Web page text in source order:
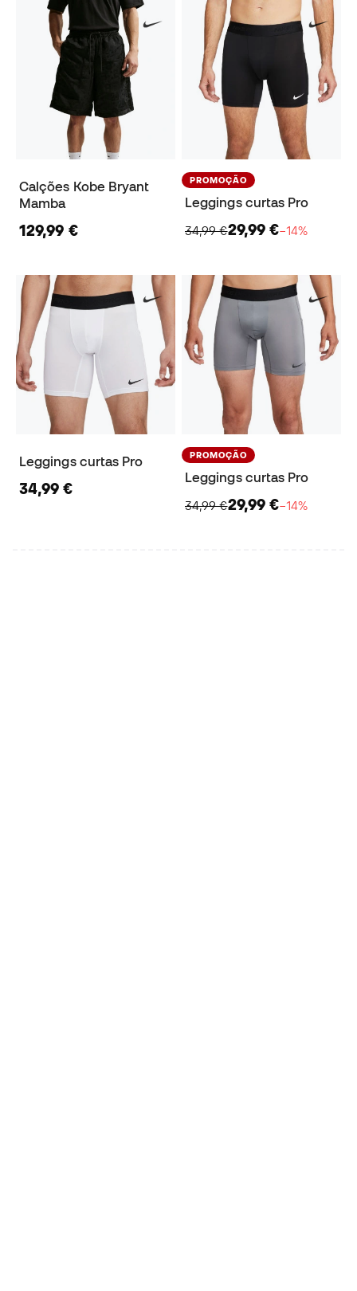
Calções Kobe Bryant
Mamba
129,99 €
PROMOÇÃO
Leggings curtas Pro
34,99 €29,99 €−14%
Leggings curtas Pro
34,99 €
PROMOÇÃO
Leggings curtas Pro
34,99 €29,99 €−14%